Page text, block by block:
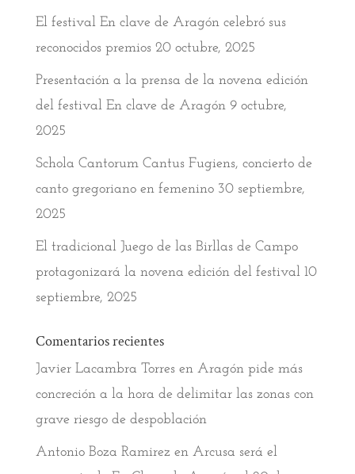
El festival En clave de Aragón celebró sus
reconocidos premios 20 octubre, 2025
Presentación a la prensa de la novena edición
del festival En clave de Aragón 9 octubre,
2025
Schola Cantorum Cantus Fugiens, concierto de
canto gregoriano en femenino 30 septiembre,
2025
El tradicional Juego de las Birllas de Campo
protagonizará la novena edición del festival 10
septiembre, 2025
Comentarios recientes
Javier Lacambra Torresen Aragón pide más
concreción a la hora de delimitar las zonas con
grave riesgo de despoblación
Antonio Boza Ramirez en Arcusa será el